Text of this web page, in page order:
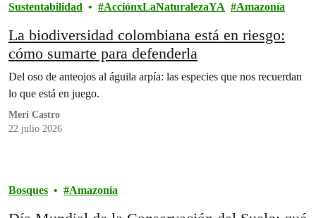
Sustentabilidad AcciónxLaNaturalezaYA Amazonía
La biodiversidad colombiana está en riesgo:
cómo sumarte para defenderla
Del oso de anteojos al águila arpía: las especies que nos recuerdan
lo que está en juego.
Meri Castro
22 julio 2026
Bosques Amazonía